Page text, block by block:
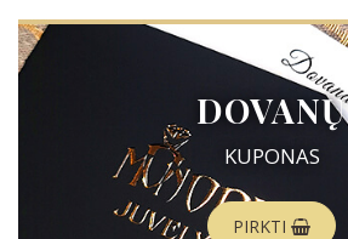
DOVANŲ
KUPONAS
PIRKTI